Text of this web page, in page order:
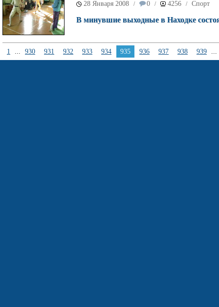
28 Января 2008 / 0 / 4256 / Спорт
В минувшие выходные в Находке
1 ... 930 931 932 933 934 935 936 937 938 939 ...